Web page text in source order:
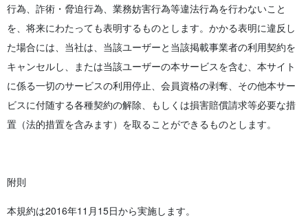
行為、詐術・脅迫行為、業務妨害行為等違法行為を行わないこと
を、将来にわたっても表明するものとします。かかる表明に違反し
た場合には、当社は、当該ユーザーと当該掲載事業者の利用契約を
キャンセルし、または当該ユーザーの本サービスを含む、本サイト
に係る一切のサービスの利用停止、会員資格の剥奪、その他本サー
ビスに付随する各種契約の解除、もしくは損害賠償請求等必要な措
置（法的措置を含みます）を取ることができるものとします。
附則
本規約は2016年11月15日から実施します。